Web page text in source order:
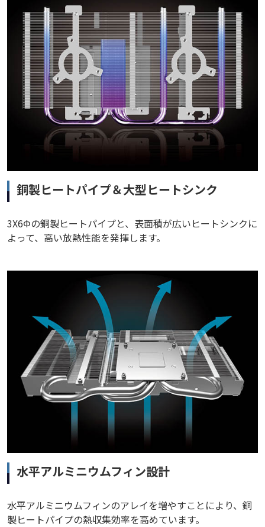
銅製ヒートパイプ＆大型ヒートシンク
3X6Φの銅製ヒートパイプと、表面積が広いヒートシンクに
よって、高い放熱性能を発揮します。
水平アルミニウムフィン設計
水平アルミニウムフィンのアレイを増やすことにより、銅
製ヒートパイプの熱収集効率を高めています。